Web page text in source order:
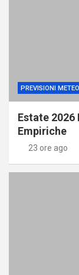
PREVISIONI
Estate
Empiriche
23 ore ago